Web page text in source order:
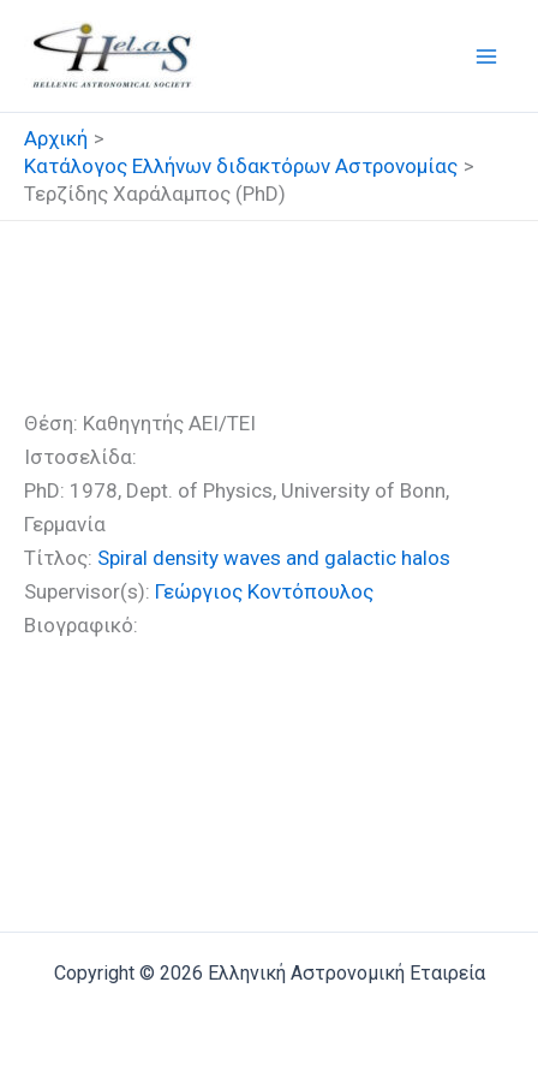
στο
περιεχόμενο
Αρχική
Κατάλογος Ελλήνων διδακτόρων Αστρονομίας
Τερζίδης Χαράλαμπος (PhD)
Θέση: Καθηγητής ΑΕΙ/ΤΕΙ
Ιστοσελίδα:
PhD: 1978, Dept. of Physics, University of Bonn,
Γερμανία
Τίτλος: Spiral density waves and galactic halos
Supervisor(s): Γεώργιος Κοντόπουλος
Βιογραφικό:
Copyright © 2026 Ελληνική Αστρονομική Εταιρεία